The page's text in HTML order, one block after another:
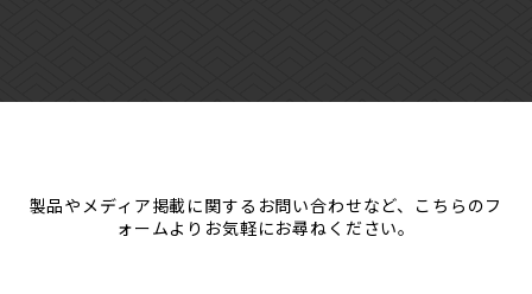
製品やメディア掲載に関するお問い合わせなど、こちらのフ
ォームよりお気軽にお尋ねください。